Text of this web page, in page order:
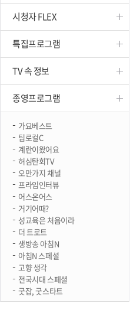
시청자 FLEX
특집프로그램
TV 속 정보
종영프로그램
가요베스트
팀로컬C
계란이왔어요
허심탄회TV
오만가지 채널
프라임인터뷰
어스온어스
거기어때?
성교육은 처음이라
더 트로트
생방송 아침N
아침N 스페셜
고향 생각
전국시대 스페셜
굿잡, 굿스타트